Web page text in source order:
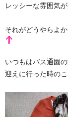
レッシーな雰囲気が
それがどうやらよか
いつもはバス通園
迎えに行った時の